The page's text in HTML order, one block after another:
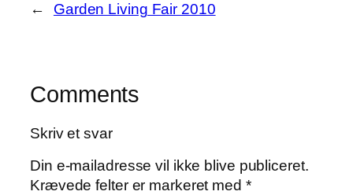
← Garden Living Fair 2010
Comments
Skriv et svar
Din e-mailadresse vil ikke blive publiceret.
Krævede felter er markeret med *